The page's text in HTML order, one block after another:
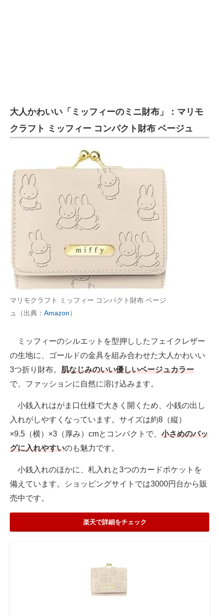
大人かわいい「ミッフィーのミニ財布」：マリモ
クラフト ミッフィー コンパクト財布 ベージュ
マリモクラフト ミッフィー コンパクト財布 ベージ
ュ（出典： Amazon）
ミッフィーのシルエットを型押ししたフェイクレザー
の生地に、ゴールドの金具を組み合わせた大人かわいい
3つ折り財布。 肌なじみのいい優しいベージュカラー
で、ファッションに自然に溶け込みます。
小銭入れはがま口仕様で大きく開くため、小銭の出し
入れがしやすくなっています。サイズは約8（縦）
×9.5（横）×3（厚み）cmとコンパクトで、 小さめのバッ
グに入れやすいのも魅力です。
小銭入れのほかに、札入れと3つのカードポケットを
備えています。ショッピングサイトでは3000円台から販
売中です。
楽天で詳細をチェック